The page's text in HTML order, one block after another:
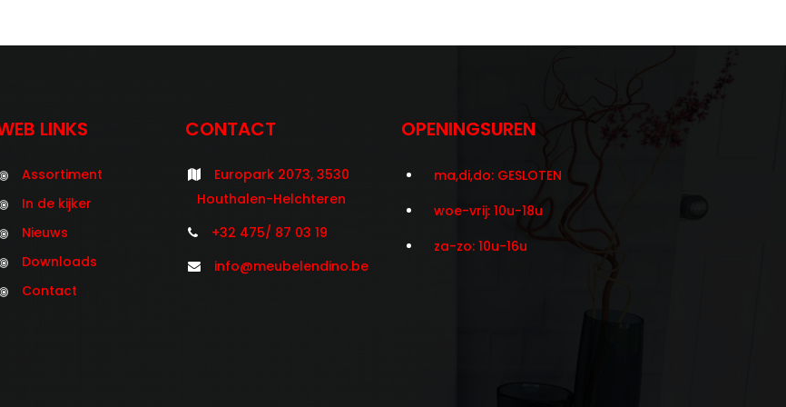
LINKS
Assortiment
In de kijker
Nieuws
Downloads
Contact
CONTACT
Europark 2073, 3530
Houthalen-Helchteren
+32 475/ 87 03 19
info@meubelendino.be
OPENINGSUREN
ma,di,do: GESLOTEN
woe-vrij: 10u-18u
za-zo: 10u-16u